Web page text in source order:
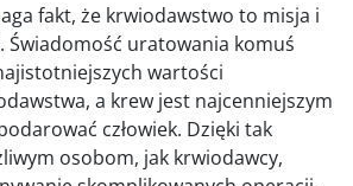
fakt, że krwiodawstwo to misja i
Świadomość uratowania komuś
wartości
a krew jest najcenniejszym
człowiek. Dzięki tak
osobom, jak krwiodawcy,